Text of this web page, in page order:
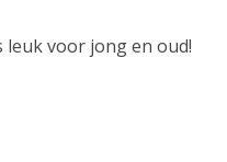
leuk voor jong en oud!